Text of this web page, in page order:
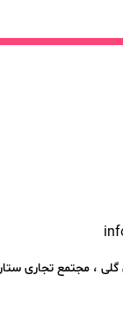
، مجتمع تجاری